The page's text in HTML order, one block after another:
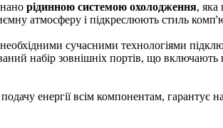
рідинною системою охолодження, яка
атмосферу і підкреслюють стиль
сучасними технологіями
набір зовнішніх портів, що
енергії всім компонентам, гарантує